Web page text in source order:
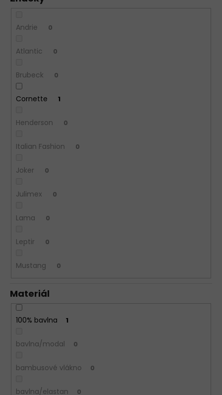
Andrie 0
Atlantic 0
Brubeck 0
Cornette 1
Henderson 0
Italian Fashion 0
Joker 0
Julimex 0
Lama 0
Leptir 0
Mustang 0
Materiál
100% bavlna 1
bavlna/modal 0
bambusové vlákno 0
bavlna/elastan 0